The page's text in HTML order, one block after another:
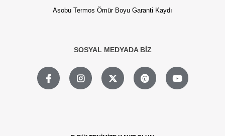
Asobu Termos Ömür Boyu Garanti Kaydı
SOSYAL MEDYADA BİZ